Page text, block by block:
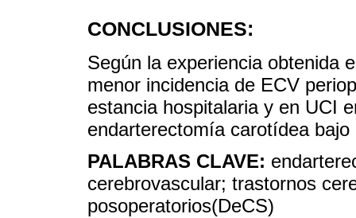
CONCLUSIONES:
Según la experiencia obtenida
menor incidencia de ECV
estancia hospitalaria y en UCI
endarterectomía carotídea
PALABRAS CLAVE:
cerebrovascular; trastornos
posoperatorios(DeCS)